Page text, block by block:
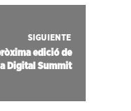
SIGUIENTE
edició de
Digital Summit